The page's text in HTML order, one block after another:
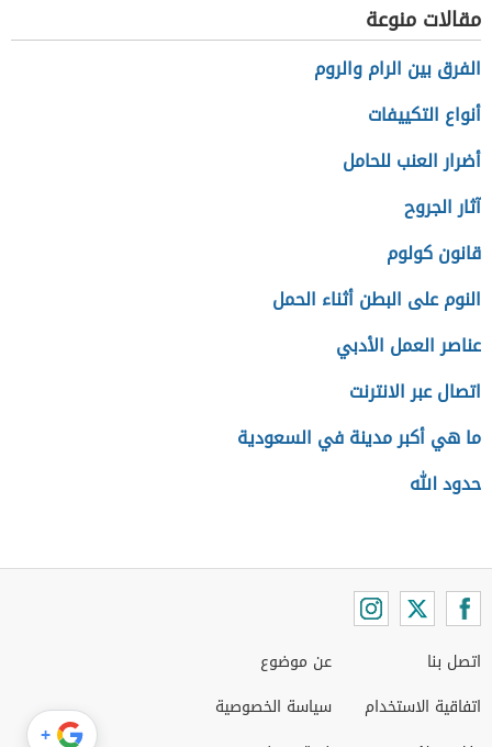
مقالات منوعة
الفرق بين الرام والروم
أنواع التكييفات
أضرار العنب للحامل
آثار الجروح
قانون كولوم
النوم على البطن أثناء الحمل
عناصر العمل الأدبي
اتصال عبر الانترنت
ما هي أكبر مدينة في السعودية
حدود الله
اتصل بنا
اتفاقية الاستخدام
عن موضوع
سياسة الخصوصية
+